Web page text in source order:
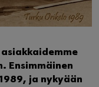
Ensimmäinen
ja nykyään